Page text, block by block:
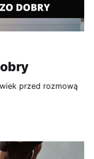
przed rozmową